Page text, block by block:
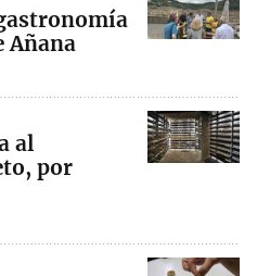
Añana
al
por